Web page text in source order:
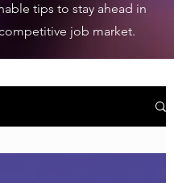
tips to stay ahead in
competitive job market.